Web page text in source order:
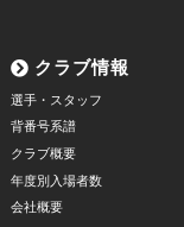
クラブ情報
選手・スタッフ
背番号系譜
クラブ概要
年度別入場者数
会社概要